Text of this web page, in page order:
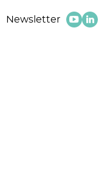
Newsletter